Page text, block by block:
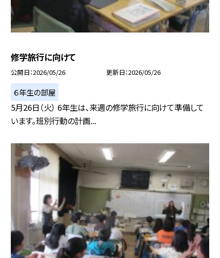
修学旅行に向けて
公開日 2026/05/26 更新日 2026/05/26
６年生の部屋
5月26日（火） 6年生は、来週の修学旅行に向けて準備して
います。班別行動の計画...